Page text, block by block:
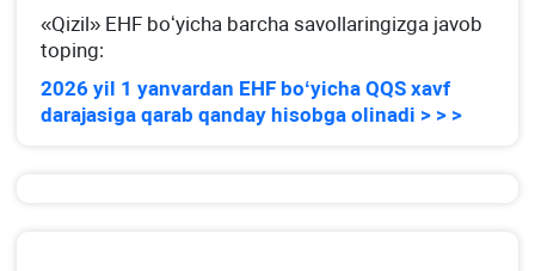
«Qizil» EHF boʻyicha barcha savollaringizga javob
toping:
2026 yil 1 yanvardan EHF boʻyicha QQS хavf
darajasiga qarab qanday hisobga olinadi > > >